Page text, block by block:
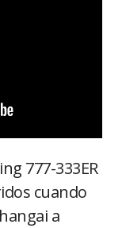
777-333ER
cuando
a